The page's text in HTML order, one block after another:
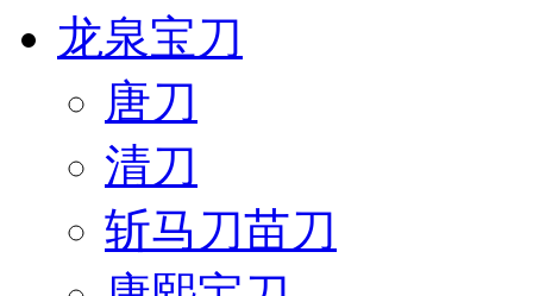
龙泉宝刀
唐刀
清刀
斩马刀苗刀